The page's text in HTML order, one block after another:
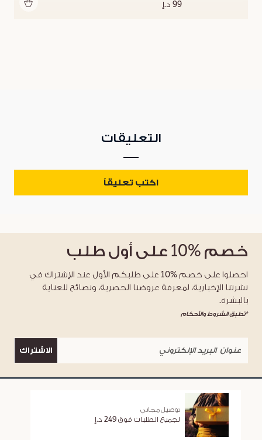
99 د.إ
التعليقات
اكتب تعليقاً
خصم %10 على أول طلب
احصلوا على خصم %10 على طلبكم الأول عند الإشتراك في
نشرتنا الإخبارية، لمعرفة عروضنا الحصرية، ونصائح للعناية
بالبشرة.
*تطبق الشروط والأحكام
الاشتراك
توصيل مجاني
لجميع الطلبات فوق 249 د.إ